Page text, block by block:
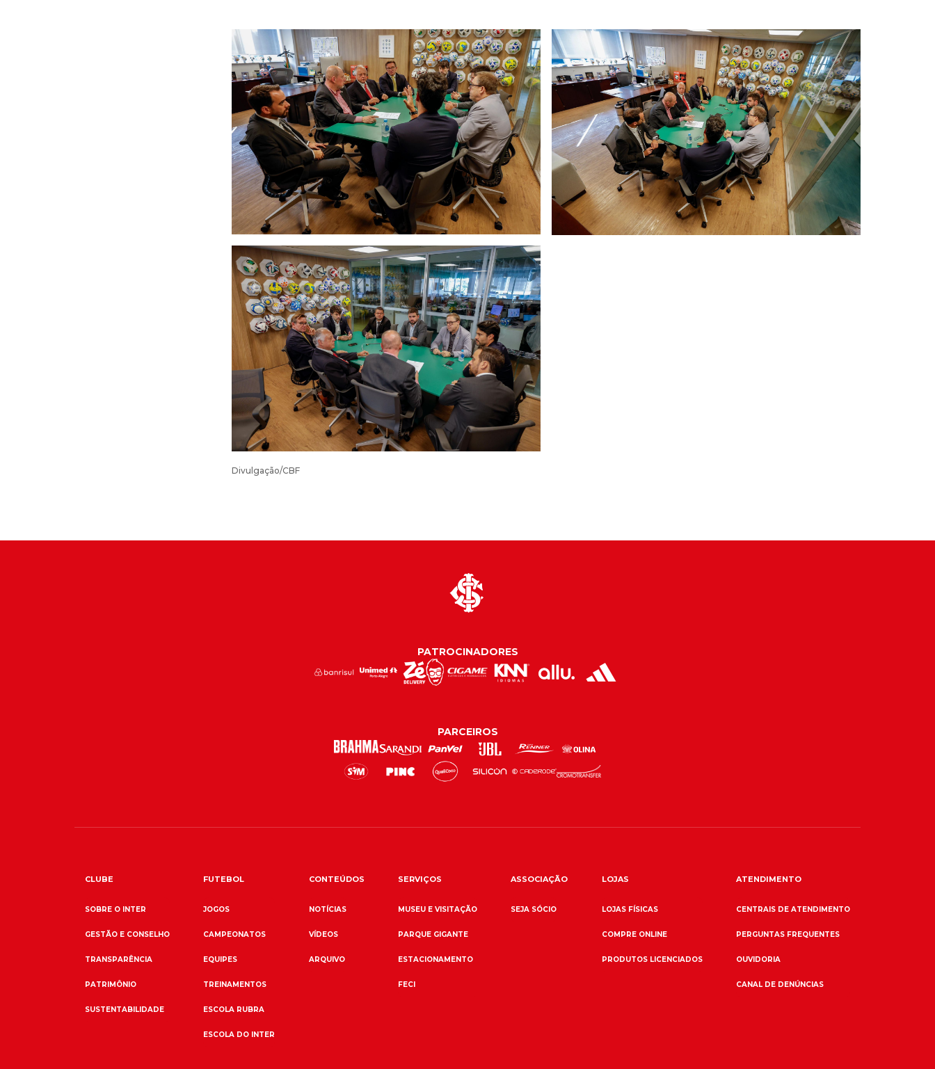
Divulgação/CBF
PATROCINADORES
PARCEIROS
CLUBE
SOBRE O INTER
GESTÃO E CONSELHO
TRANSPARÊNCIA
PATRIMÔNIO
SUSTENTABILIDADE
FUTEBOL
JOGOS
CAMPEONATOS
EQUIPES
TREINAMENTOS
ESCOLA RUBRA
ESCOLA DO INTER
CONTEÚDOS
NOTÍCIAS
VÍDEOS
ARQUIVO
SERVIÇOS
MUSEU E VISITAÇÃO
PARQUE GIGANTE
ESTACIONAMENTO
FECI
ASSOCIAÇÃO
SEJA SÓCIO
LOJAS
LOJAS FÍSICAS
COMPRE ONLINE
PRODUTOS LICENCIADOS
ATENDIMENTO
CENTRAIS DE ATENDIMENTO
PERGUNTAS FREQUENTES
OUVIDORIA
CANAL DE DENÚNCIAS